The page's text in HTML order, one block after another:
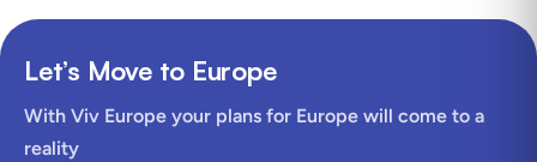
Let’s Move to Europe
With Viv Europe your plans for Europe will come to a
reality